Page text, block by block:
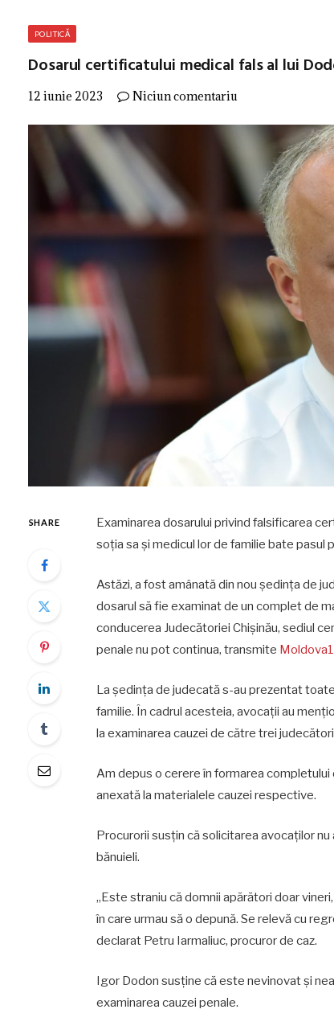
POLITICĂ
Dosarul certificatului medical fals al lui
12 iunie 2023 Niciun comentariu
SHARE
Examinarea dosarului privind falsificarea
soția sa și medicul lor de familie bate pasul
Astăzi, a fost amânată din nou ședința de
dosarul să fie examinat de un complet de
conducerea Judecătoriei Chișinău, sediul
penale nu pot continua, transmite
La ședința de judecată s-au prezentat
familie. În cadrul acesteia, avocații au
la examinarea cauzei de către trei
Am depus o cerere în formarea
anexată la materialele cauzei respective.
Procurorii susțin că solicitarea avocaților
bănuieli.
„Este straniu că domnii apărători doar
în care urmau să o depună. Se relevă cu
declarat Petru Iarmaliuc, procuror de caz.
Igor Dodon susține că este nevinovat și
examinarea cauzei penale.